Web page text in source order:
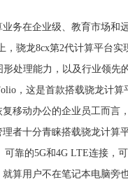
在企业级、教育市场和
，骁龙8cx第2代计算平台
处理能力，以及行业领先
，这是首款搭载骁龙计算
动办公的企业员工而言
者十分青睐搭载骁龙计算
可靠的5G和4G LTE连接，
算用户不在笔记本电脑旁